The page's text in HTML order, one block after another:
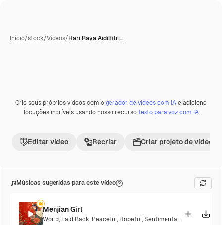
Início/stock/Vídeos/Hari Raya Aidilfitri…
Premium
Crie seus próprios vídeos com ogerador de vídeos com IAe adicione
locuções incríveis usando nosso recursotexto para voz com IA
Editar vídeo Recriar Criar projeto de vídeo
Músicas sugeridas para este vídeo
Menjian Girl
World, Laid Back, Peaceful, Hopeful,Sentimental